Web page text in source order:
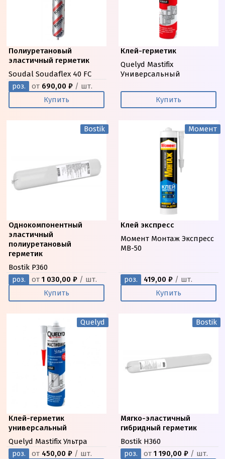
Полиуретановый
эластичный герметик
Soudal Soudaflex 40 FC
роз. от 690,00 ₽ / шт.
Купить
Клей-герметик
Quelyd Mastifix
Универсальный
Купить
Bostik
Однокомпонентный
эластичный
полиуретановый
герметик
Bostik P360
роз. от 1 030,00 ₽ / шт.
Купить
Момент
Клей экспресс
Момент Монтаж Экспресс
МВ-50
роз. 419,00 ₽ / шт.
Купить
Quelyd
Клей-герметик
универсальный
Quelyd Mastifix Ультра
роз. от 450,00 ₽ / шт.
Bostik
Мягко-эластичный
гибридный герметик
Bostik H360
роз. от 1 190,00 ₽ / шт.